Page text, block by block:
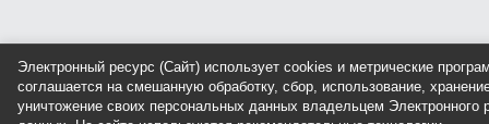
Электронный ресурс (Сайт) использует cookies и метрические
соглашается на смешанную обработку, сбор, использование,
уничтожение своих персональных данных владельцем Электронного